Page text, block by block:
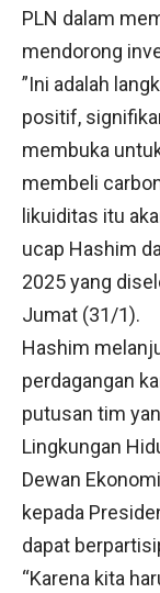
PLN dalam
mendorong
”Ini adalah
positif,
membuka
membeli
likuiditas itu
ucap Hashim
2025 yang
Jumat (31/1).
Hashim
perdagangan
putusan tim
Lingkungan
Dewan
kepada
dapat
“Karena kita